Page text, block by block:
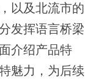
以及北流市的
发挥语言桥梁
介绍产品特
魅力，为后续